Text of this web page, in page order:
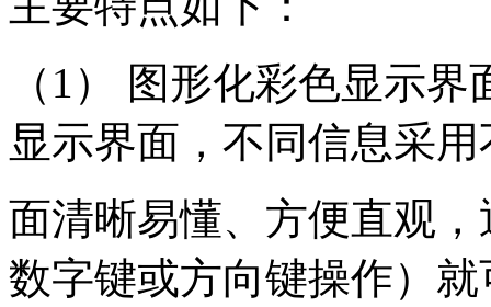
（1） 图形化彩色显示
显示界面，不同信息采
面清晰易懂、方便直观
数字键或方向键操作）